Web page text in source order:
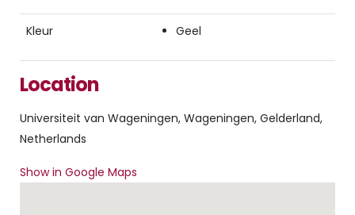
Kleur Geel
Location
Universiteit van Wageningen, Wageningen, Gelderland,
Netherlands
Show in Google Maps